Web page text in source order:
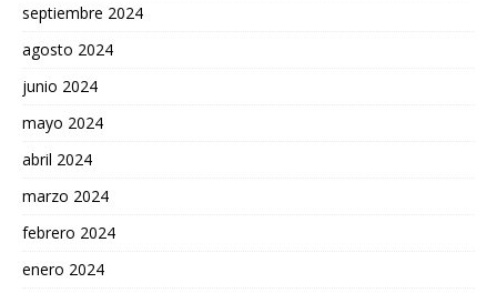
septiembre 2024
agosto 2024
junio 2024
mayo 2024
abril 2024
marzo 2024
febrero 2024
enero 2024